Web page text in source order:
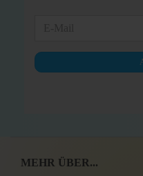
NEWSLETTER-
ANMELDUNG
MEHR ÜBER...